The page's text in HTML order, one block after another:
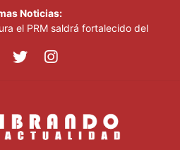
Noticias:
el PRM saldrá fortalecido del
con saneamiento de las
con el oro, ocho años después
de hasta 35 °C este